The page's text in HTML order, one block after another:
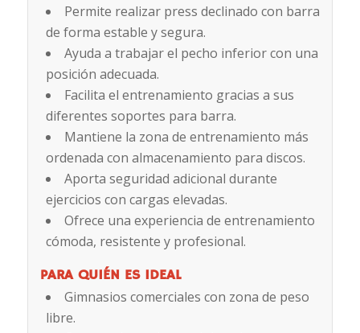
Permite realizar press declinado con barra
de forma estable y segura.
Ayuda a trabajar el pecho inferior con una
posición adecuada.
Facilita el entrenamiento gracias a sus
diferentes soportes para barra.
Mantiene la zona de entrenamiento más
ordenada con almacenamiento para discos.
Aporta seguridad adicional durante
ejercicios con cargas elevadas.
Ofrece una experiencia de entrenamiento
cómoda, resistente y profesional.
PARA QUIÉN ES IDEAL
Gimnasios comerciales con zona de peso
libre.